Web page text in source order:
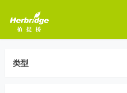
类型